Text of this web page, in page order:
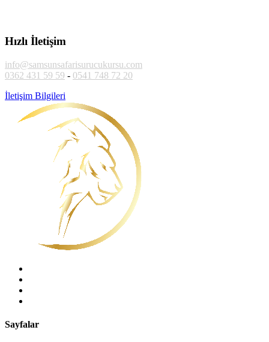
Hızlı İletişim
info@samsunsafarisurucukursu.com
0362 431 59 59 - 0541 748 72 20
İletişim Bilgileri
Sayfalar